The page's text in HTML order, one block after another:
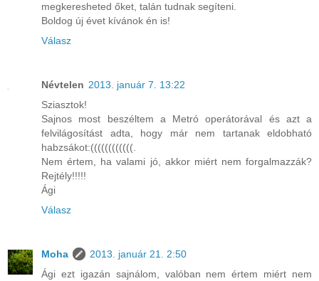
megkeresheted őket, talán tudnak segíteni.
Boldog új évet kívánok én is!
Válasz
Névtelen 2013. január 7. 13:22
Sziasztok!
Sajnos most beszéltem a Metró operátorával és azt a
felvilágosítást adta, hogy már nem tartanak eldobható
habzsákot:((((((((((((.
Nem értem, ha valami jó, akkor miért nem forgalmazzák?
Rejtély!!!!!
Ági
Válasz
Moha
2013. január 21. 2:50
Ági ezt igazán sajnálom, valóban nem értem miért nem